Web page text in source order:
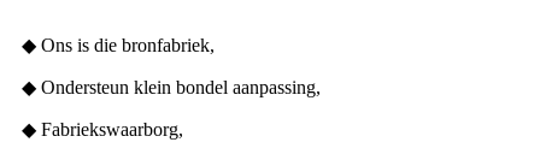
◆ Ons is die bronfabriek,
◆ Ondersteun klein bondel aanpassing,
◆ Fabriekswaarborg,